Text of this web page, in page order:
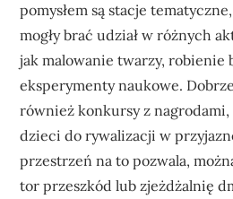
pomysłem są stacje
mogły brać udział w różnych
jak malowanie twarzy, robienie
eksperymenty naukowe.
również konkursy z
dzieci do rywalizacji w
przestrzeń na to pozwala,
tor przeszkód lub zjeżdżalnię